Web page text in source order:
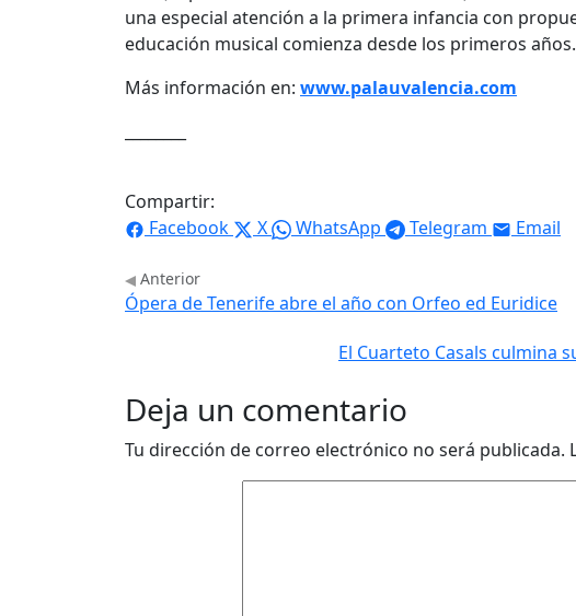
una especial atención a la primera infancia con
educación musical comienza desde los primeros años.
Más información en: www.palauvalencia.com
Compartir:
Facebook
X WhatsApp Telegram Email
Anterior
Ópera de Tenerife abre el año con Orfeo ed Euridice
El Cuarteto Casals culmina
Deja un comentario
Tu dirección de correo electrónico no será publicada.